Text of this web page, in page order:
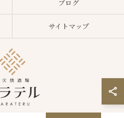
ブログ
サイトマップ